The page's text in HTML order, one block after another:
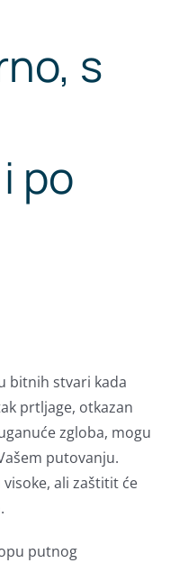
s
po
bitnih stvari kada
prtljage, otkazan
zgloba, mogu
putovanju.
ali zaštitit će
putnog